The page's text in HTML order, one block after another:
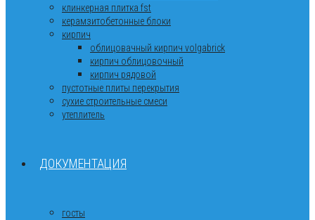
клинкерная плитка fst
керамзитобетонные блоки
кирпич
облицовачный кирпич volgabrick
кирпич облицовочный
кирпич рядовой
пустотные плиты перекрытия
сухие строительные смеси
утеплитель
ДОКУМЕНТАЦИЯ
госты